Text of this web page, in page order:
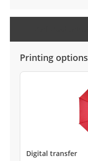
Printing options
Digital transfer